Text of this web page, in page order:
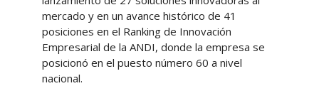
mercado y en un avance histórico de 41
posiciones en el Ranking de Innovación
Empresarial de la ANDI, donde la empresa se
posicionó en el puesto número 60 a nivel
nacional.